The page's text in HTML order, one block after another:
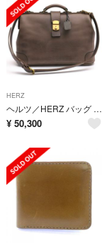
HERZ
ヘルツ／HERZ バッグ ブリーフケース ビジネスバッグ 鞄 ビジネス メンズ 男性 男性用 レザー 革 本革 オリーブ カーキ BJ-5 ビジネストリップバッグ ダレスバッグ 2WAY ショルダーバッグ
¥ 50,300